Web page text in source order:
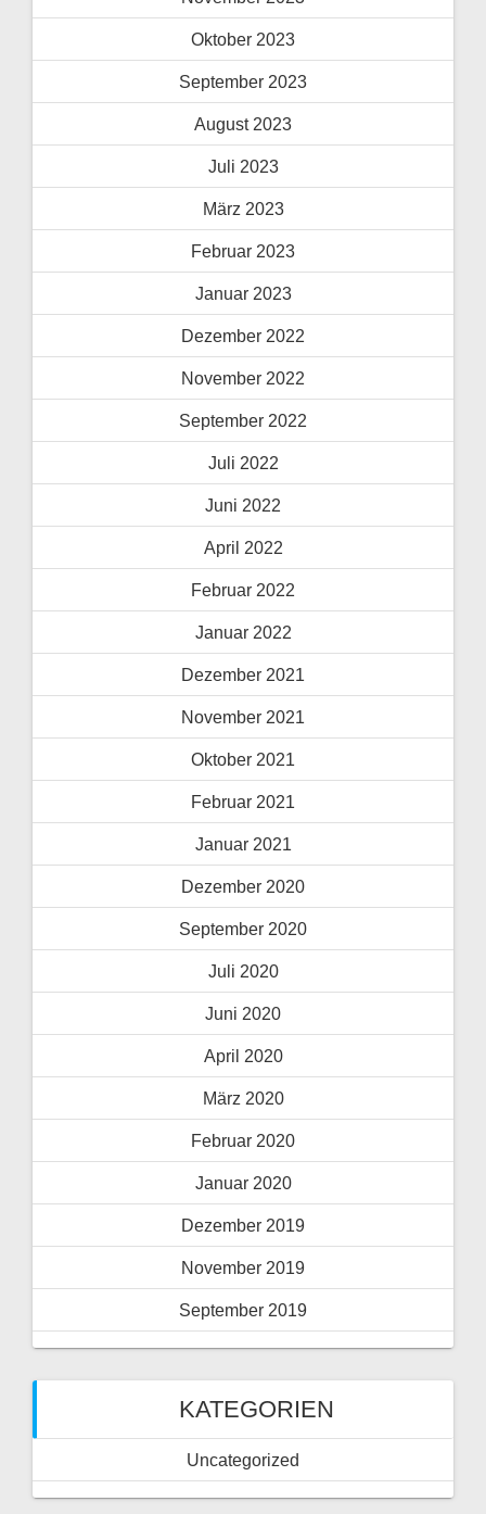
Oktober 2023
September 2023
August 2023
Juli 2023
März 2023
Februar 2023
Januar 2023
Dezember 2022
November 2022
September 2022
Juli 2022
Juni 2022
April 2022
Februar 2022
Januar 2022
Dezember 2021
November 2021
Oktober 2021
Februar 2021
Januar 2021
Dezember 2020
September 2020
Juli 2020
Juni 2020
April 2020
März 2020
Februar 2020
Januar 2020
Dezember 2019
November 2019
September 2019
KATEGORIEN
Uncategorized